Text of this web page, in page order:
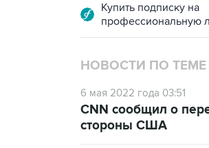
Купить подписку на
профессиональную
НОВОСТИ ПО ТЕМЕ
6 мая 2022 года 03:51
CNN сообщил о
стороны США